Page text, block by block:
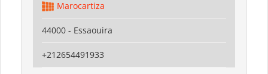
Marocartiza
44000 - Essaouira
+212654491933